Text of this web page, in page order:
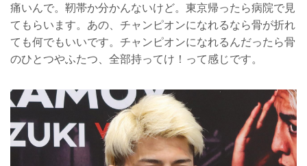
痛いんで。靭帯か分かんないけど。東京帰ったら病院で見
てもらいます。あの、チャンピオンになれるなら骨が折れ
ても何でもいいです。チャンピオンになれるんだったら骨
のひとつやふたつ、全部持ってけ！って感じです。